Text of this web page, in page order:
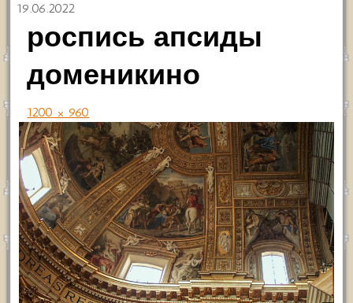
19.06.2022
роспись апсиды
доменикино
1200 × 960